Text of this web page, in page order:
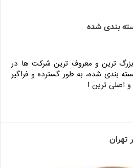
بندی شده
ترین و معروف ترین شرکت ها در
بندی شده، به طور گسترده و فراگیر
و اصلی ترین ا
تهران